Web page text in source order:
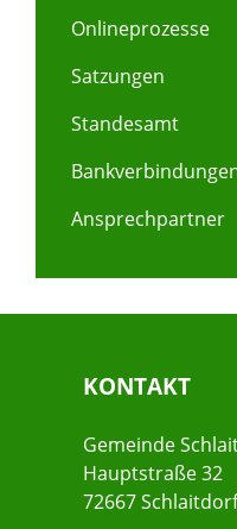
Onlineprozesse
Satzungen
Standesamt
Ansprechpartner
KONTAKT
Gemeinde
Hauptstraße 32
72667 Schlaitdorf